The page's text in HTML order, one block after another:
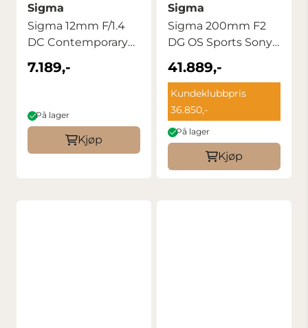
Sigma
Sigma 12mm F/1.4
DC Contemporary
SONY E
7.189,-
På lager
Kjøp
Sigma
Sigma 200mm F2
DG OS Sports Sony
41.889,-
Kundeklubbpris
36.850,-
På lager
Kjøp